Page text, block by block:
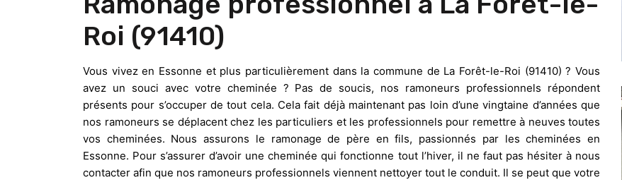
Roi (91410)
Vous vivez en Essonne et plus particulièrement dans la commune de La Forêt-le-Roi (91410) ? Vous
avez un souci avec votre cheminée ? Pas de soucis, nos ramoneurs professionnels répondent
présents pour s’occuper de tout cela. Cela fait déjà maintenant pas loin d’une vingtaine d’années que
nos ramoneurs se déplacent chez les particuliers et les professionnels pour remettre à neuves toutes
vos cheminées. Nous assurons le ramonage de père en fils, passionnés par les cheminées en
Essonne. Pour s’assurer d’avoir une cheminée qui fonctionne tout l’hiver, il ne faut pas hésiter à nous
contacter afin que nos ramoneurs professionnels viennent nettoyer tout le conduit. Il se peut que votre